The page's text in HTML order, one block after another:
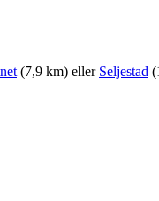
(7,9 km) eller Seljestad